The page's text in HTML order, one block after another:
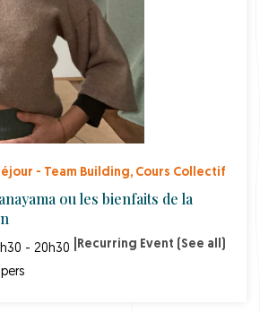
- Team Building, Cours Collectif
ou les bienfaits de la
- 20h30 Recurring Event (See all)